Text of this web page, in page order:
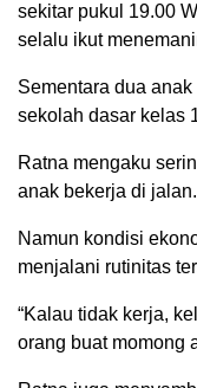
sekitar pukul 19.00
selalu ikut
Sementara dua
sekolah dasar kelas
Ratna mengaku
anak bekerja di jalan.
Namun kondisi
menjalani rutinitas
“Kalau tidak kerja,
orang buat momong